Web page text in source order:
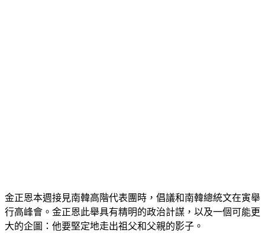
行高峰會。金正恩此舉具有精明的政治計謀，以及一個可能更
大的企圖：他要堅定地走出祖父和父親的影子。